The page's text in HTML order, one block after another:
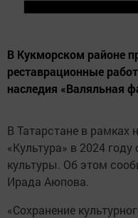
В Кукморском районе
реставрационные
наследия «Валяльная
В Татарстане в рамках
«Культура» в 2024
культуры. Об этом
Ирада Аюпова.
«Сохранение